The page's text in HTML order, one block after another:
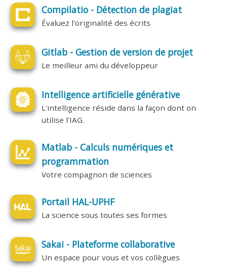
Compilatio - Détection de plagiat
Évaluez l'originalité des écrits
Gitlab - Gestion de version de projet
Le meilleur ami du développeur
Intelligence artificielle générative
L'intelligence réside dans la façon dont on
utilise l'IAG.
Matlab - Calculs numériques et
programmation
Votre compagnon de sciences
Portail HAL-UPHF
La science sous toutes ses formes
Sakai - Plateforme collaborative
Un espace pour vous et vos collègues